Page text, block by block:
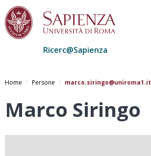
al
Ricerc@Sapienza
Home Persone marco.siringo@uniroma1.it
Marco Siringo